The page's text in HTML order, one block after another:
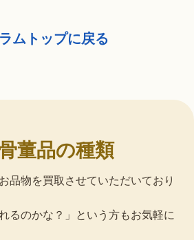
ムトップに戻る
董品の種類
品物を買取させていただいており
るのかな？」という方もお気軽に